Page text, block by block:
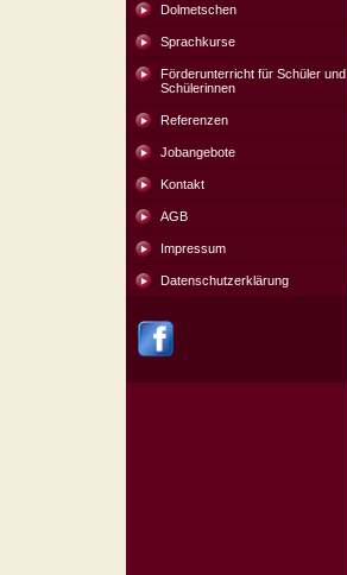
Dolmetschen
Sprachkurse
Förderunterricht für Schüler und
Schülerinnen
Referenzen
Jobangebote
Kontakt
AGB
Impressum
Datenschutzerklärung